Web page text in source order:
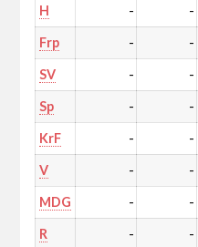
H - -
Frp - -
SV - -
Sp - -
KrF - -
V - -
MDG - -
R - -